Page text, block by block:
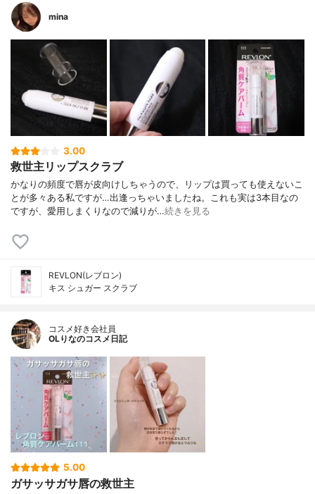
mina
3.00
救世主リップスクラブ
かなりの頻度で唇が皮向けしちゃうので、リップは買っても使えないこ
とが多々ある私ですが…出逢っちゃいましたね。これも実は3本目なの
ですが、愛用しまくりなので減りが…続きを見る
REVLON(レブロン)
キス シュガー スクラブ
コスメ好き会社員
OLりなのコスメ日記
5.00
ガサッサガサ唇の救世主